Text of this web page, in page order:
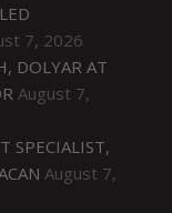
7, 2026
DOLYAR AT
August 7,
SPECIALIST,
August 7,